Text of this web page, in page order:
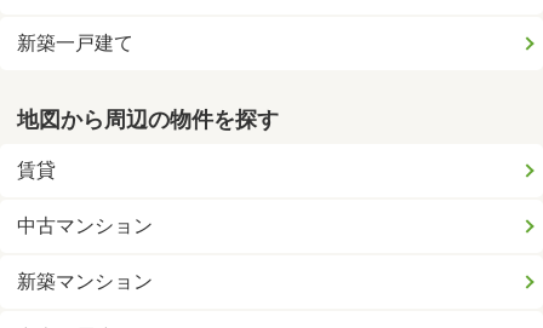
新築一戸建て
地図から周辺の物件を探す
賃貸
中古マンション
新築マンション